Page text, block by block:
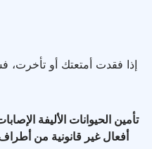
تأمين الحيوانات الأليفة
أفعال غير قانونية من أطراف